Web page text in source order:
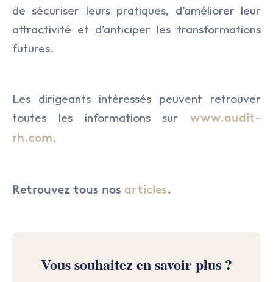
de sécuriser leurs pratiques, d’améliorer leur
attractivité et d’anticiper les transformations
futures.
Les dirigeants intéressés peuvent retrouver
toutes les informations sur
www.audit-
rh.com.
Retrouvez tous nos articles.
Vous souhaitez en savoir plus ?